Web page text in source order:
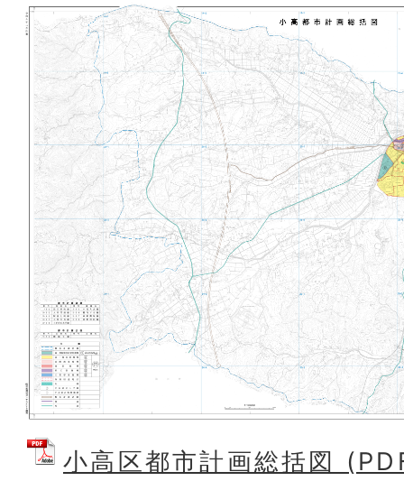
小高区都市計画総括図